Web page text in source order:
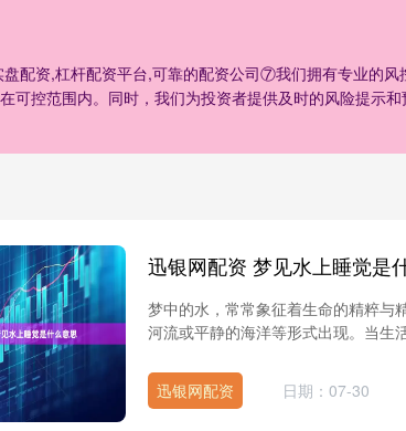
盘配资,杠杆配资平台,可靠的配资公司⑦我们拥有专业的
可控范围内。同时，我们为投资者提供及时的风险提示
迅银网配资 梦见水上睡觉是
梦中的水，常常象征着生命的精粹与
河流或平静的海洋等形式出现。当生
迅银网配资 日期：07-30